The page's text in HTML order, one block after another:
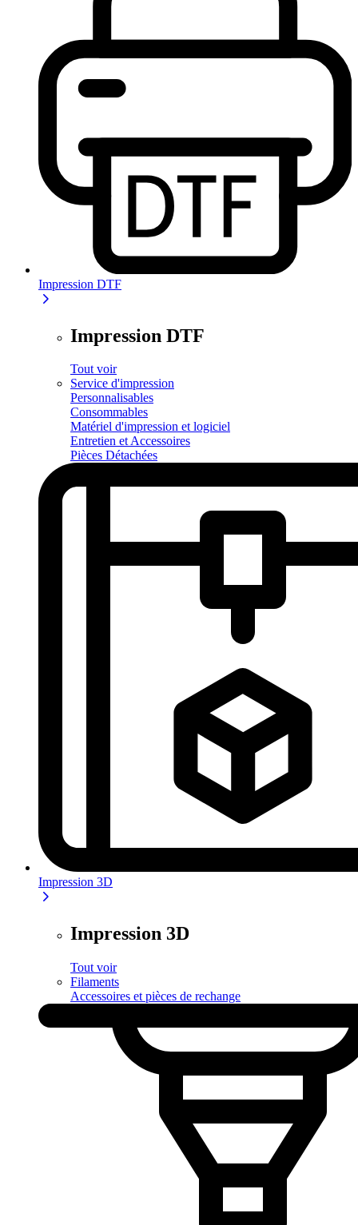
Impression DTF
Impression DTF
Tout voir
Service d'impression
Personnalisables
Consommables
Matériel d'impression et logiciel
Entretien et Accessoires
Pièces Détachées
Impression 3D
Impression 3D
Tout voir
Filaments
Accessoires et pièces de rechange